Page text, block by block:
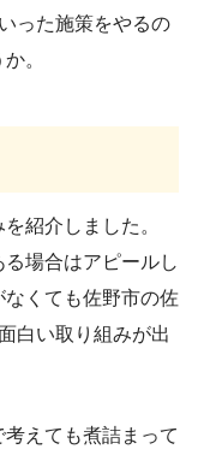
った施策をやるの
。
紹介しました。
場合はアピールし
くても佐野市の佐
白い取り組みが出
えても煮詰まって